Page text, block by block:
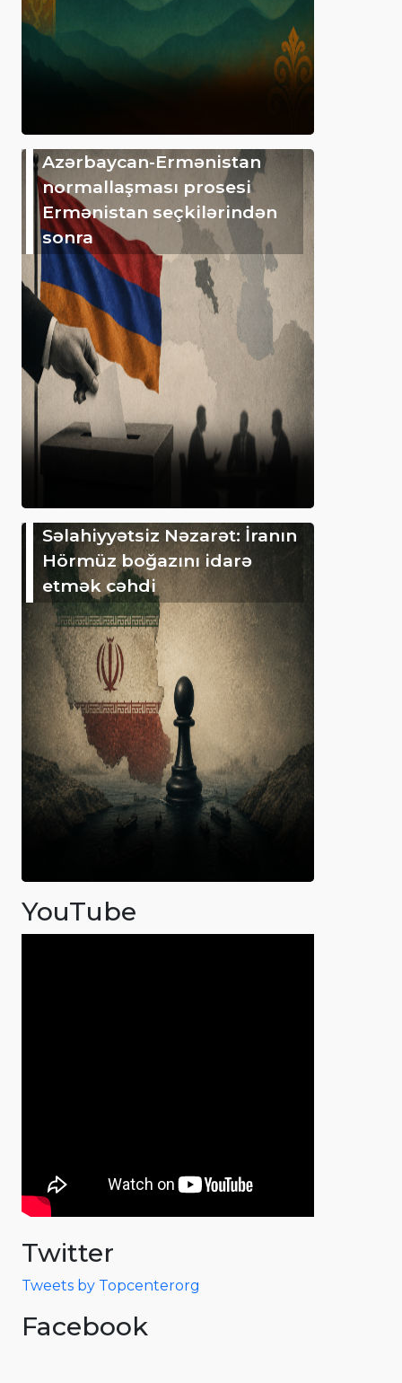
Azərbaycan-Ermənistan
normallaşması prosesi
Ermənistan seçkilərindən
sonra
Səlahiyyətsiz Nəzarət: İranın
Hörmüz boğazını idarə
etmək cəhdi
YouTube
Twitter
Tweets by Topcenterorg
Facebook